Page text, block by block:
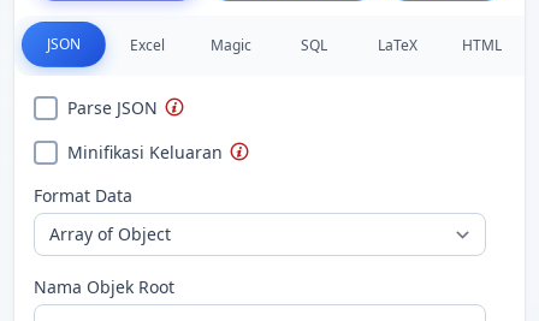
JSON Excel Magic SQL LaTeX HTML
Parse JSON
Minifikasi Keluaran
Format Data
Nama Objek Root